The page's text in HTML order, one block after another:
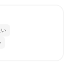
い